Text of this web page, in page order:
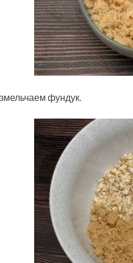
фундук.